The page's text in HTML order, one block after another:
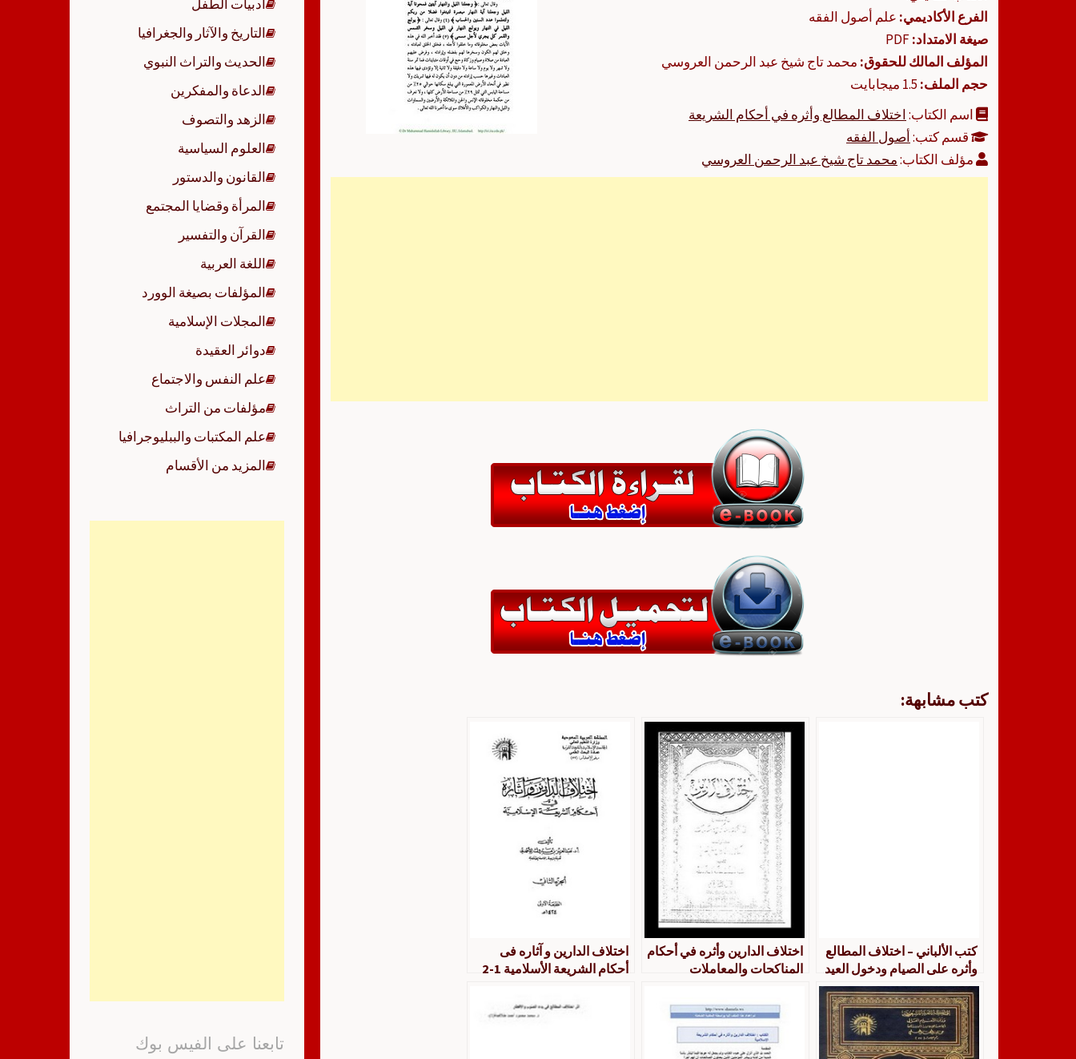
الفرع الأكاديمي: علم أصول الفقه
صيغة الامتداد:
المؤلف المالك للحقوق: محمد تاج شيخ عبد الرحمن العروسي
حجم الملف:
اسم الكتاب:اختلاف المطالع وأثره في أحكام الشريعة
قسم كتب:أصول الفقه
مؤلف الكتاب:محمد تاج شيخ عبد الرحمن العروسي
كتب مشابهة:
كتب الألباني – اختلاف المطالع
وأثره على الصيام ودخول العيد
اختلاف الدارين وأثره في أحكام
المناكحات والمعاملات
اختلاف الدارين و آثاره فى
أحكام الشريعة الأسلامية 1-2
أدبيات الطفل
التاريخ والآثار والجغرافيا
الحديث والتراث النبوي
الدعاة والمفكرين
الزهد والتصوف
العلوم السياسية
القانون والدستور
المرأة وقضايا المجتمع
القرآن والتفسير
اللغة العربية
المؤلفات بصيغة الوورد
المجلات الإسلامية
دوائر العقيدة
علم النفس والاجتماع
مؤلفات من التراث
علم المكتبات والببليوجرافيا
المزيد من الأقسام
تابعنا على الفيس بوك